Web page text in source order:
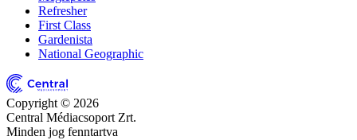
Refresher
First Class
Gardenista
National Geographic
Copyright © 2026
Central Médiacsoport Zrt.
Minden jog fenntartva